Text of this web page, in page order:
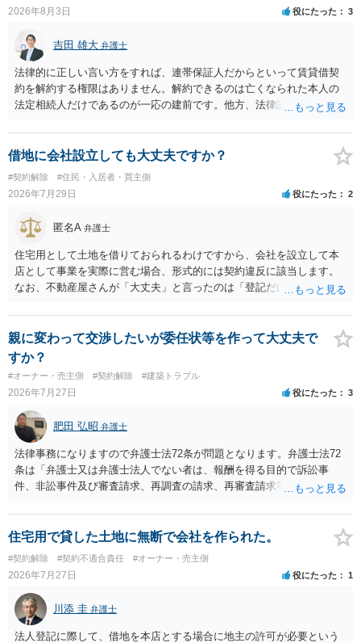
2026年8月3日 役にたった 3
吉田 雄大 弁護士
法律的に正しい言い方をすれば、連帯保証人だからといって賃貸借契
約を解約する権限はありません。解約できるのは亡くなられた本人の
法定相続人だけであるのが一応の建前です。他方、法律論はさてお
する動機づけがなくなります。 今回進められつつある手続はあくまで
も、建物を賃貸人に一日も早く明け渡すための便宜的方法として理解
するのが良いと思います。またその方法で進めた方が、連帯保証人で
あるお知り合いさんにとっても、自身の経済的負担を最小限に食い止
められるため望ましいやり方だといえます。
借地に会社設立しても大丈夫ですか？
#契約解除 #住民・入居者・買主側
2026年7月29日 役にたった 2
匿名A 弁護士
住宅用として土地を借りておられるわけですから、会社を設立して本
店として事業を実際に営む場合、形式的には契約違反に該当します。
なお、不動産屋さんが「大丈夫」と言ったのは「登記だけなら実務上
れますが、これは法的な保証ではありません。 ただ、解除まで認めら
れるかどうかについては信頼関係が破壊されたかどうかで判断されま
すので、建物を事務所・店舗用に大きく改築する等までなさらない限
り、リスクはそれほど大きくないかもしれません。 しかしそれでも、
大家さんが契約違反を口実に、将来の更新時に更新料の上乗せを要求
したり、立ち退きを迫る材料に使ったりする可能性は否定できませ
ん。
親に変わって交渉したいが委任状等を作って大丈夫で
すか？
#オーナー・売主側 #契約解除 #建築トラブル
2026年7月27日 役にたった 3
肥田 弘昭 弁護士
法律事務になりますので弁護士法72条が問題となります。弁護士法72
条は「弁護士又は弁護士法人でない者は、報酬を得る目的で訴訟事
件、非訟事件及び審査請求、再調査の請求、再審査請求等行政庁に対
しくは和解その他の法律事務を取り扱い、又はこれらの周旋をするこ
とを業とすることができない。ただし、この法律又は他の法律に別段
の定めがある場合は、この限りでない。」とのことから、報酬を得る
目的がないのであれば適法です。なぜなら、弁護士法72条に違反しな
いのであれば、委任については無償で委任者が受任者に委任できるか
らです。ご参考にしてください。
住宅用で貸した土地に無断で会社を作られた。
#契約解除 #契約不適合責任 #オーナー・売主側
2026年7月27日 役にたった 1
川添 圭 弁護士
法人登記に際して、借地を本店とする場合に地主の許可が必要という